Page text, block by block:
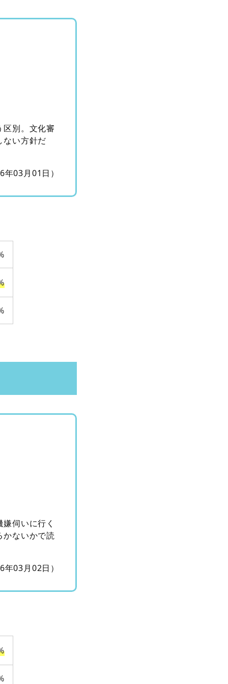
別。文化審
ない方針だ
年03月01日）
伺いに行く
かないかで読
年03月02日）